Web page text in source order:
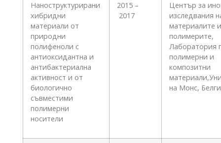
Наноструктурирани
хибридни
материали от
природни
полифеноли с
антиоксидантна и
антибактериална
активност и от
биологично
съвместими
полимерни
носители
2015 –
2017
Център за
изследвания
материалите и
полимерите,
Лаборатория
полимерни и
композитни
на Монс,